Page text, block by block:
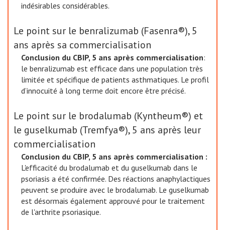
indésirables considérables.
Le point sur le benralizumab (Fasenra®), 5
ans après sa commercialisation
Conclusion du CBIP, 5 ans après commercialisation:
le benralizumab est efficace dans une population très
limitée et spécifique de patients asthmatiques. Le profil
d’innocuité à long terme doit encore être précisé.
Le point sur le brodalumab (Kyntheum®) et
le guselkumab (Tremfya®), 5 ans après leur
commercialisation
Conclusion du CBIP, 5 ans après commercialisation :
L'efficacité du brodalumab et du guselkumab dans le
psoriasis a été confirmée. Des réactions anaphylactiques
peuvent se produire avec le brodalumab. Le guselkumab
est désormais également approuvé pour le traitement
de l'arthrite psoriasique.